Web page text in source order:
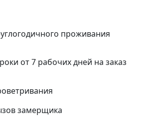
проживания
от 7 рабочих дней на заказ
замерщика